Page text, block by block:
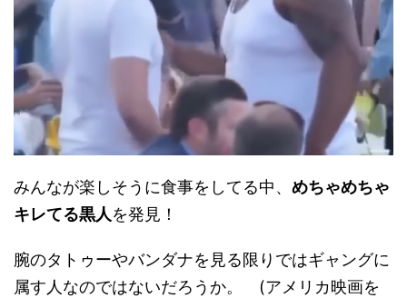
みんなが楽しそうに食事をしてる中、 めちゃめちゃ
キレてる黒人を発見！
腕のタトゥーやバンダナを見る限りではギャングに
属す人なのではないだろうか。 (アメリカ映画を